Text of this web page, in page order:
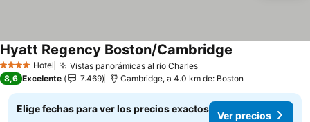
4 EstrellasHotel Vistas panorámicas al río CharlesVer precios
Hyatt Regency Boston/Cambridge
8,6 Excelente 7.469 Cambridge, a 4.0 km de: Boston
Elige fechas para ver los precios exactos
Ver precios